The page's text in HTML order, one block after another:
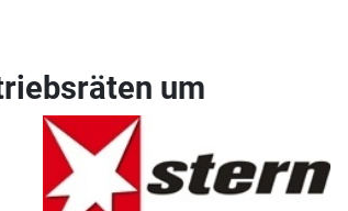
um